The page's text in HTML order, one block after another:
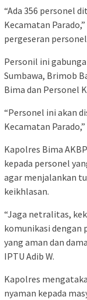
“Ada 356 personel
Kecamatan
pergeseran
Personil ini
Sumbawa, Brimob
Bima dan Personel
“Personel ini akan
Kecamatan
Kapolres Bima
kepada personel
agar menjalankan
keikhlasan.
“Jaga netralitas,
komunikasi dengan
yang aman dan
IPTU Adib W.
Kapolres
nyaman kepada